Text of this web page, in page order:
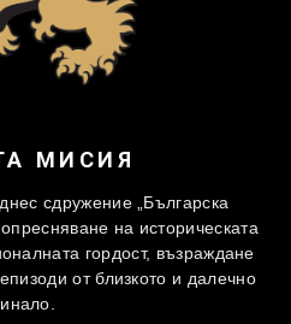
МИСИЯ
сдружение „Българска
на историческата
гордост, възраждане
от близкото и далечно